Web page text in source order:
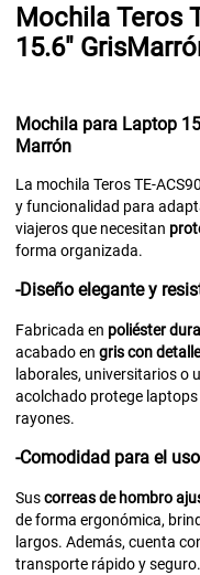
Mochila Teros
15.6"
Mochila para Laptop
Marrón
La mochila Teros TE-
y funcionalidad para
viajeros que necesitan
forma organizada.
-Diseño elegante y
Fabricada en poliéster
acabado en gris con
laborales, universitarios o
acolchado protege
rayones.
-Comodidad para el
Suscorreas de hombro
de forma ergonómica,
largos. Además, cuenta
transporte rápido y seguro.